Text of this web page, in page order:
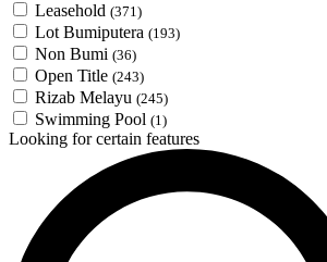
Leasehold (371)
Lot Bumiputera (193)
Non Bumi (36)
Open Title (243)
Rizab Melayu (245)
Swimming Pool (1)
Looking for certain features